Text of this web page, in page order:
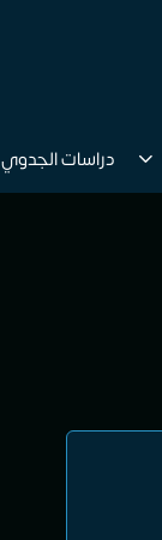
دراسات الجدوي